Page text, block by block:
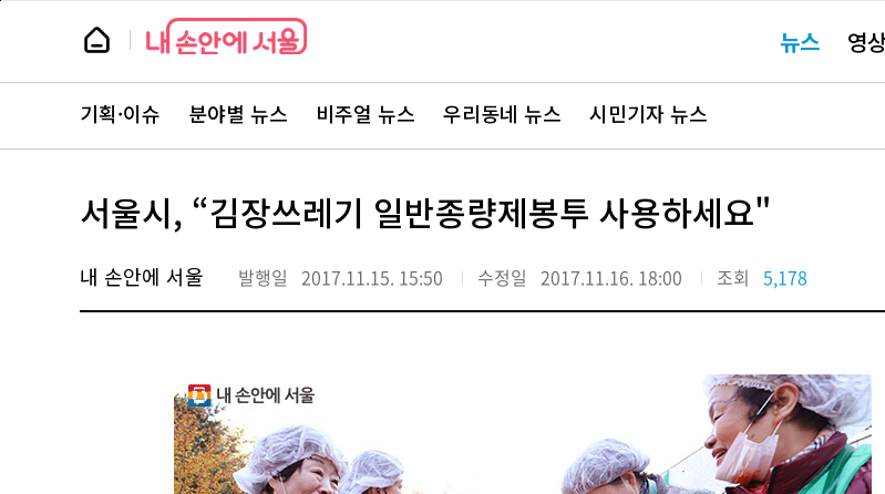
본
뉴
스 요뉴스 영
뉴
스
주
서
바
로
기획·이슈 분야별 뉴스 비주얼 뉴스 우리동네 뉴스 시민기자 뉴스
서울시, “김장쓰레기 일반종량제봉투 사용하세요"
내 손안에 서울 발행일 2017.11.15. 15:50 수정일 2017.11.16. 18:00 조회 5,178
페